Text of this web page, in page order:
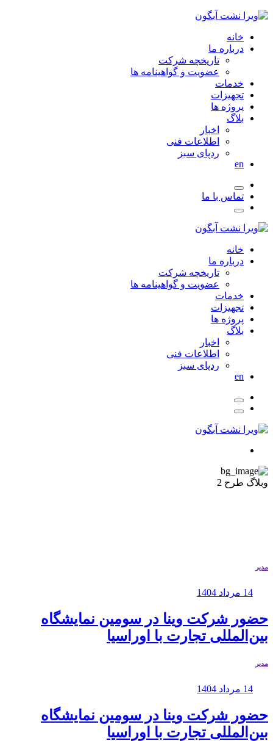
خانه
درباره ما
تاریخچه شرکت
عضویت و گواهینامه ها
خدمات
تجهیزات
پروژه ها
بلاگ
اخبار
اطلاعات فنی
ردپای سبز
en
تماس با ما
خانه
درباره ما
تاریخچه شرکت
عضویت و گواهینامه ها
خدمات
تجهیزات
پروژه ها
بلاگ
اخبار
اطلاعات فنی
ردپای سبز
en
وبلاگ طرح 2
مدیر
14 مرداد 1404
حضور شرکت وینا در سومین نمایشگاه
بین‌المللی تجارت با اوراسیا
مدیر
14 مرداد 1404
حضور شرکت وینا در سومین نمایشگاه
بین‌المللی تجارت با اوراسیا